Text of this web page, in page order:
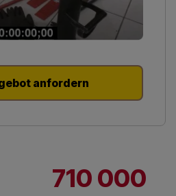
anfordern
710 000